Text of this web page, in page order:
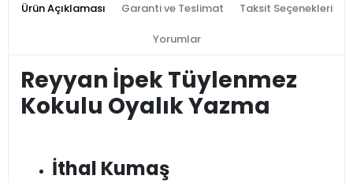
Ürün Açıklaması Garanti ve Teslimat Taksit Seçenekleri
Yorumlar
Reyyan İpek Tüylenmez
Kokulu Oyalık Yazma
İthal Kumaş